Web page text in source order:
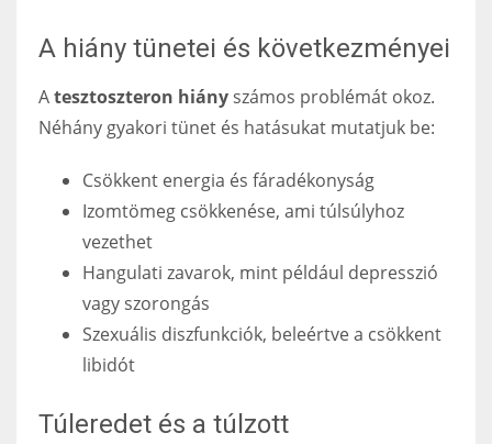
A hiány tünetei és következményei
Atesztoszteron hiány számos problémát okoz.
Néhány gyakori tünet és hatásukat mutatjuk be:
Csökkent energia és fáradékonyság
Izomtömeg csökkenése, ami túlsúlyhoz
vezethet
Hangulati zavarok, mint például depresszió
vagy szorongás
Szexuális diszfunkciók, beleértve a csökkent
libidót
Túleredet és a túlzott